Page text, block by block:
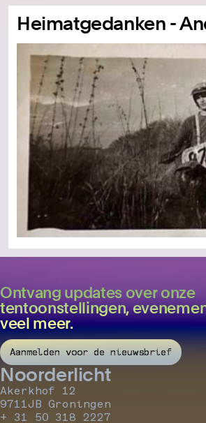
Heimatgedanken -
Ontvang updates over onze
tentoonstellingen,
veel meer.
Aanmelden voor de nieuwsbrief
Noorderlicht
Akerkhof 12
9711JB Groningen
+ 31 50 318 2227